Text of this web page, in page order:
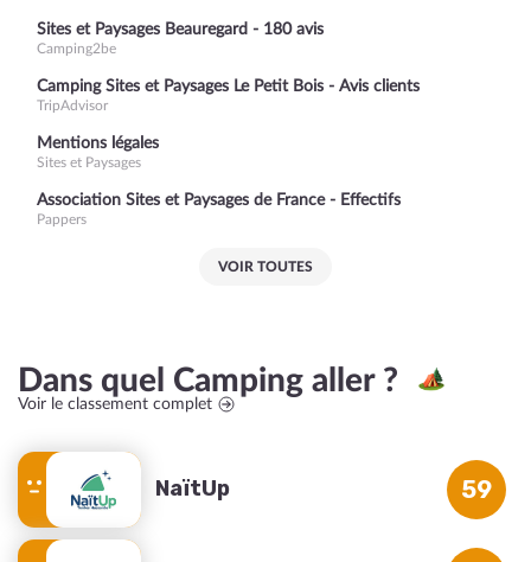
Sites et Paysages Beauregard - 180 avis
Camping2be
Camping Sites et Paysages Le Petit Bois - Avis clients
TripAdvisor
Mentions légales
Sites et Paysages
Association Sites et Paysages de France - Effectifs
Pappers
VOIR TOUTES
Dans quel Camping aller ?
Voir le classement complet
NaïtUp 59